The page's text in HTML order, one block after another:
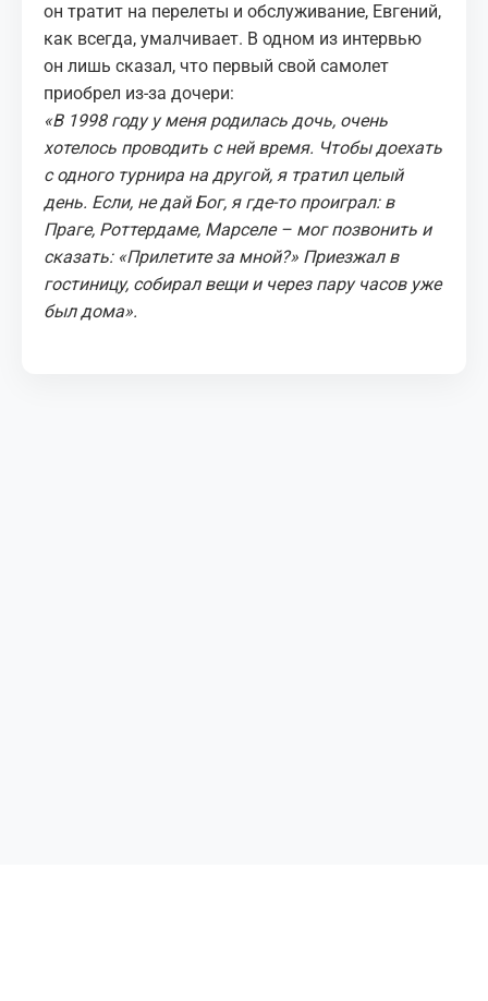
он тратит на перелеты и обслуживание, Евгений,
как всегда, умалчивает. В одном из интервью
он лишь сказал, что первый свой самолет
приобрел из-за дочери:
«В 1998 году у меня родилась дочь, очень
хотелось проводить с ней время. Чтобы доехать
с одного турнира на другой, я тратил целый
день. Если, не дай Бог, я где-то проиграл: в
Праге, Роттердаме, Марселе – мог позвонить и
сказать: «Прилетите за мной?» Приезжал в
гостиницу, собирал вещи и через пару часов уже
был дома».